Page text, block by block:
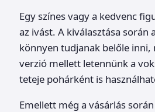
Egy színes vagy a kedvenc
az ivást. A kiválasztása
könnyen tudjanak belőle
verzió mellett letennünk a
teteje pohárként is
Emellett még a vásárlás